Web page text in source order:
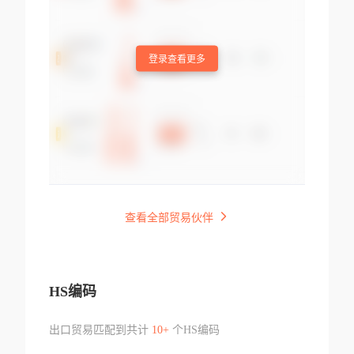
登录查看更多
查看全部贸易伙伴
HS编码
出口贸易匹配到共计 10+个HS编码